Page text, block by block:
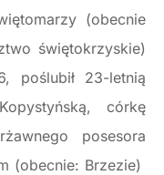
(obecnie
świętokrzyskie)
poślubił 23-letnią
córkę
posesora
(obecnie: Brzezie)